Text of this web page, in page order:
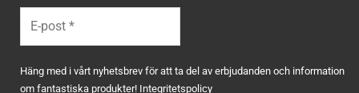
Häng med i vårt nyhetsbrev för att ta del av erbjudanden och information
om fantastiska produkter! Integritetspolicy